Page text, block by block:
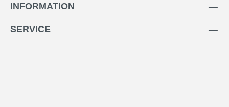
INFORMATION
SERVICE